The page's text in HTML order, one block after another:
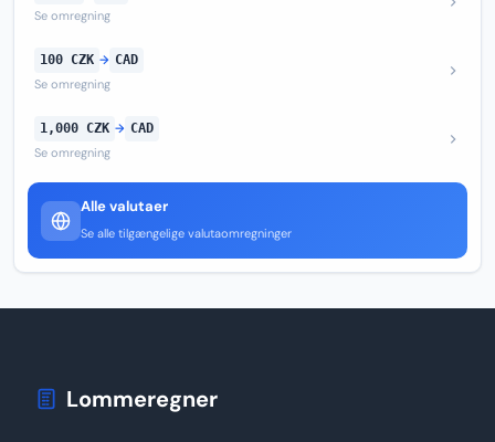
Se omregning
100 CZK → CAD
Se omregning
1,000 CZK → CAD
Se omregning
Alle valutaer
Se alle tilgængelige valutaomregninger
Lommeregner